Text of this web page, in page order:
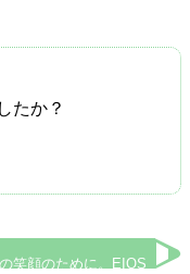
たか？
笑顔のために。EIOS